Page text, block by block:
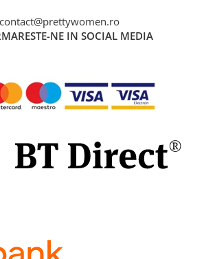
contact@prettywomen.ro
NE IN SOCIAL MEDIA